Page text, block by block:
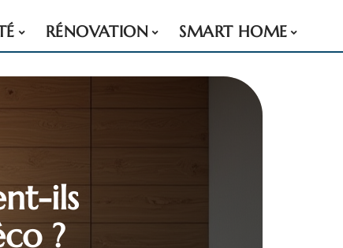
RÉNOVATION SMART HOME
ils
?